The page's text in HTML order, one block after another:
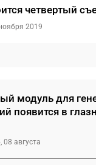
четвертый
2019
модуль для
появится в
08 августа